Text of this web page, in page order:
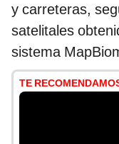
y carreteras,
satelitales
sistema
TE